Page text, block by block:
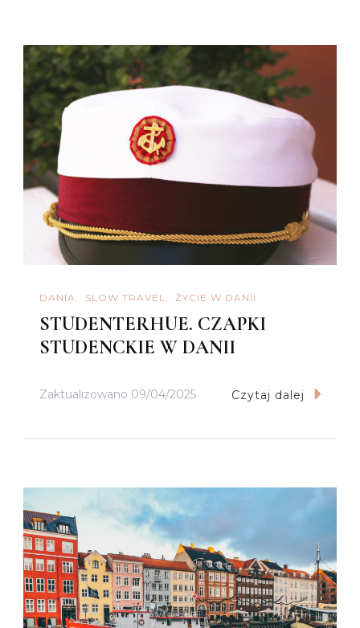
DANIA SLOW TRAVEL ŻYCIE W DANII
STUDENTERHUE. CZAPKI
STUDENCKIE W DANII
Zaktualizowano 09/04/2025 Czytaj dalej